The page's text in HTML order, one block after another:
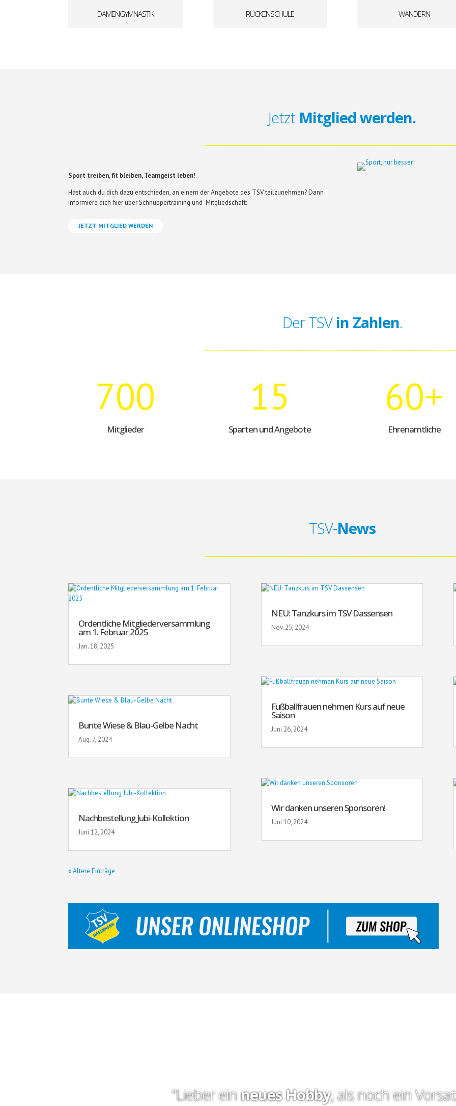
DAMENGYMNASTIK RÜCKENSCHULE WANDERN
Jetzt Mitglied werden.
Sport treiben, fit bleiben, Teamgeist leben!
Hast auch du dich dazu entschieden, an einem der Angebote des TSV teilzunehmen? Dann
informiere dich hier über Schnuppertraining und Mitgliedschaft:
JETZT MITGLIED WERDEN
Der TSVin Zahlen.
700
Mitglieder
15
Sparten und Angebote
60+
Ehrenamtliche
TSV-News
Ordentliche Mitgliederversammlung
am 1. Februar 2025
Jan. 18, 2025
Bunte Wiese & Blau-Gelbe Nacht
Aug. 7, 2024
Nachbestellung Jubi-Kollektion
Juni 12, 2024
NEU: Tanzkurs im TSV Dassensen
Nov. 25, 2024
Fußballfrauen nehmen Kurs auf neue
Saison
Juni 26, 2024
Wir danken unseren Sponsoren!
Juni 10, 2024
« Ältere Einträge
“Lieber einneues Hobby, als noch ein